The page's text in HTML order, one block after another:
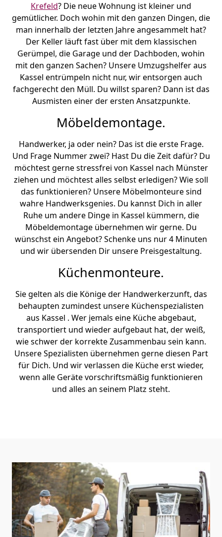
Krefeld? Die neue Wohnung ist kleiner und
gemütlicher. Doch wohin mit den ganzen Dingen, die
man innerhalb der letzten Jahre angesammelt hat?
Der Keller läuft fast über mit dem klassischen
Gerümpel, die Garage und der Dachboden, wohin
mit den ganzen Sachen? Unsere Umzugshelfer aus
Kassel entrümpeln nicht nur, wir entsorgen auch
fachgerecht den Müll. Du willst sparen? Dann ist das
Ausmisten einer der ersten Ansatzpunkte.
Möbeldemontage.
Handwerker, ja oder nein? Das ist die erste Frage.
Und Frage Nummer zwei? Hast Du die Zeit dafür? Du
möchtest gerne stressfrei von Kassel nach Münster
ziehen und möchtest alles selbst erledigen? Wie soll
das funktionieren? Unsere Möbelmonteure sind
wahre Handwerksgenies. Du kannst Dich in aller
Ruhe um andere Dinge in Kassel kümmern, die
Möbeldemontage übernehmen wir gerne. Du
wünschst ein Angebot? Schenke uns nur 4 Minuten
und wir übersenden Dir unsere Preisgestaltung.
Küchenmonteure.
Sie gelten als die Könige der Handwerkerzunft, das
behaupten zumindest unsere Küchenspezialisten
aus Kassel . Wer jemals eine Küche abgebaut,
transportiert und wieder aufgebaut hat, der weiß,
wie schwer der korrekte Zusammenbau sein kann.
Unsere Spezialisten übernehmen gerne diesen Part
für Dich. Und wir verlassen die Küche erst wieder,
wenn alle Geräte vorschriftsmäßig funktionieren
und alles an seinem Platz steht.